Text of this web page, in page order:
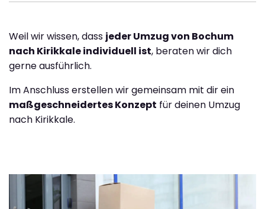
Weil wir wissen, dass jeder Umzug von Bochum
nach Kirikkale individuell ist, beraten wir dich
gerne ausführlich.
Im Anschluss erstellen wir gemeinsam mit dir ein
maßgeschneidertes Konzept für deinen Umzug
nach Kirikkale.